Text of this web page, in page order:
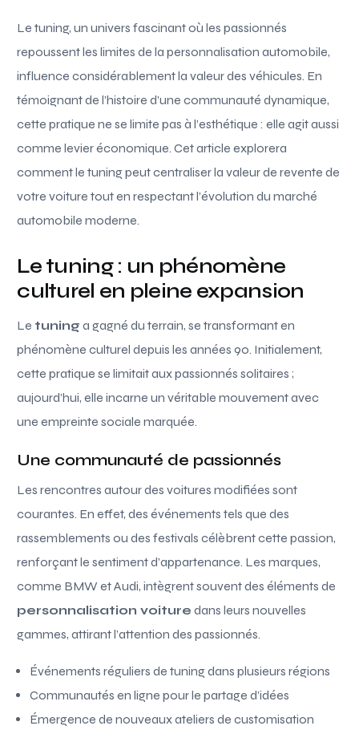
Le tuning, un univers fascinant où les passionnés
repoussent les limites de la personnalisation automobile,
influence considérablement la valeur des véhicules. En
témoignant de l’histoire d’une communauté dynamique,
cette pratique ne se limite pas à l’esthétique : elle agit aussi
comme levier économique. Cet article explorera
comment le tuning peut centraliser la valeur de revente de
votre voiture tout en respectant l’évolution du marché
automobile moderne.
Le tuning : un phénomène
culturel en pleine expansion
Le tuning a gagné du terrain, se transformant en
phénomène culturel depuis les années 90. Initialement,
cette pratique se limitait aux passionnés solitaires ;
aujourd’hui, elle incarne un véritable mouvement avec
une empreinte sociale marquée.
Une communauté de passionnés
Les rencontres autour des voitures modifiées sont
courantes. En effet, des événements tels que des
rassemblements ou des festivals célèbrent cette passion,
renforçant le sentiment d’appartenance. Les marques,
comme BMW et Audi, intègrent souvent des éléments de
personnalisation voiture dans leurs nouvelles
gammes, attirant l’attention des passionnés.
Événements réguliers de tuning dans plusieurs régions
Communautés en ligne pour le partage d’idées
Émergence de nouveaux ateliers de customisation